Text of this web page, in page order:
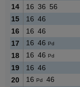
14
16 36 56
15
16 46
16
16 46
17
16 46 Pd
18 16 46 Pd
19 16 46
20
16 Pd
46